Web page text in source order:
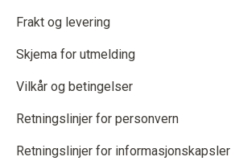
Frakt og levering
Skjema for utmelding
Vilkår og betingelser
Retningslinjer for personvern
Retningslinjer for informasjonskapsler